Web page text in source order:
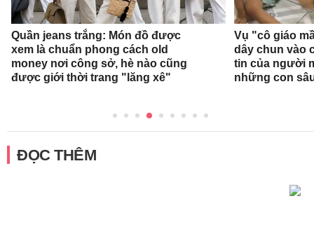
Quần jeans trắng: Món đồ được
xem là chuẩn phong cách old
money nơi công sở, hè nào cũng
được giới thời trang "lăng xê"
Vụ "cô giáo
dây chun vào
tin của người
những con
ĐỌC THÊM